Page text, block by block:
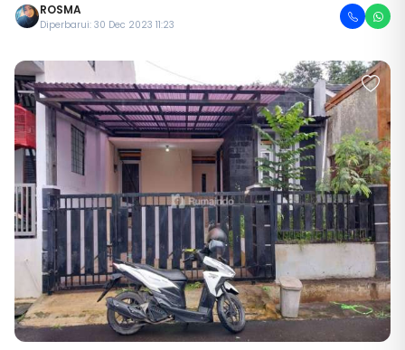
ROSMA
Diperbarui: 30 Dec 2023 11:23